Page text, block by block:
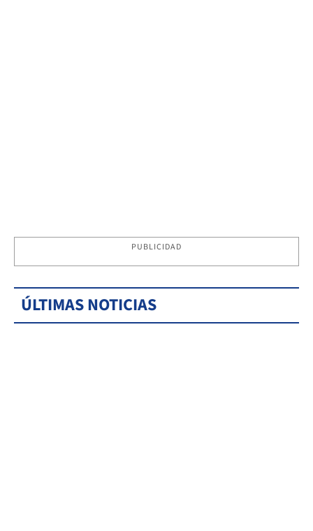
PUBLICIDAD
ÚLTIMAS NOTICIAS